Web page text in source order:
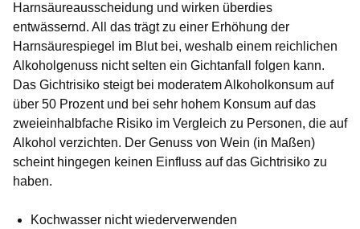
Harnsäureausscheidung und wirken überdies
entwässernd. All das trägt zu einer Erhöhung der
Harnsäurespiegel im Blut bei, weshalb einem reichlichen
Alkoholgenuss nicht selten ein Gichtanfall folgen kann.
Das Gichtrisiko steigt bei moderatem Alkoholkonsum auf
über 50 Prozent und bei sehr hohem Konsum auf das
zweieinhalbfache Risiko im Vergleich zu Personen, die auf
Alkohol verzichten. Der Genuss von Wein (in Maßen)
scheint hingegen keinen Einfluss auf das Gichtrisiko zu
haben.
Kochwasser nicht wiederverwenden